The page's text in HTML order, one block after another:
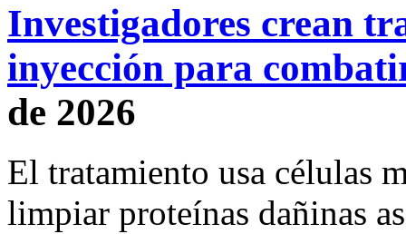
Investigadores crean
inyección para
de 2026
El tratamiento usa células
limpiar proteínas dañinas